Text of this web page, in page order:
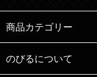
商品カテゴリー
のびるについて